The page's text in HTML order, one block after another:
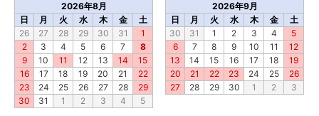
2026年8月
日
月 火 水 木 金
土
26
27 28 29 30 31
1
2
3 4 5 6 7
8
9
10 11 12 13 14
15
16
17 18 19 20 21
22
23
24 25 26 27 28
29
30
31 1 2 3 4 5
2026年9月
日
月 火 水 木 金
土
30
31 1 2 3 4
5
6
7 8 9 10 11
12
13
14 15 16 17 18
19
20
21 22 23 24 25
26
27
28 29 30 1 2 3